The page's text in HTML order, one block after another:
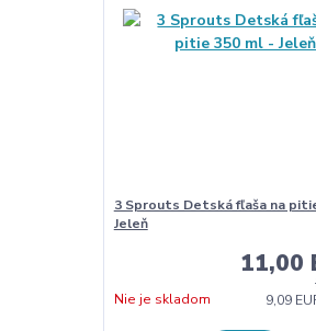
3 Sprouts Detská fľaša na
Jeleň
11,00
9,09
Nie je skladom